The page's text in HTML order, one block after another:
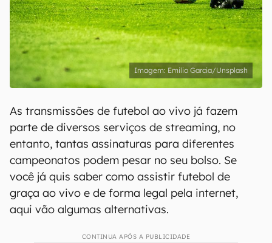
Emilio Garcia/Unsplash
As transmissões de futebol ao vivo já fazem
parte de diversos serviços de streaming, no
entanto, tantas assinaturas para diferentes
campeonatos podem pesar no seu bolso. Se
você já quis saber como assistir futebol de
graça ao vivo e de forma legal pela internet,
aqui vão algumas alternativas.
CONTINUA APÓS A PUBLICIDADE